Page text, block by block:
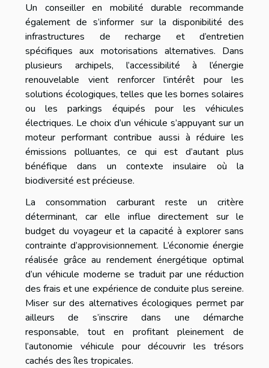
Un conseiller en mobilité durable recommande
également de s’informer sur la disponibilité des
infrastructures de recharge et d’entretien
spécifiques aux motorisations alternatives. Dans
plusieurs archipels, l’accessibilité à l’énergie
renouvelable vient renforcer l’intérêt pour les
solutions écologiques, telles que les bornes solaires
ou les parkings équipés pour les véhicules
électriques. Le choix d’un véhicule s’appuyant sur un
moteur performant contribue aussi à réduire les
émissions polluantes, ce qui est d’autant plus
bénéfique dans un contexte insulaire où la
biodiversité est précieuse.
La consommation carburant reste un critère
déterminant, car elle influe directement sur le
budget du voyageur et la capacité à explorer sans
contrainte d’approvisionnement. L’économie énergie
réalisée grâce au rendement énergétique optimal
d’un véhicule moderne se traduit par une réduction
des frais et une expérience de conduite plus sereine.
Miser sur des alternatives écologiques permet par
ailleurs de s’inscrire dans une démarche
responsable, tout en profitant pleinement de
l’autonomie véhicule pour découvrir les trésors
cachés des îles tropicales.